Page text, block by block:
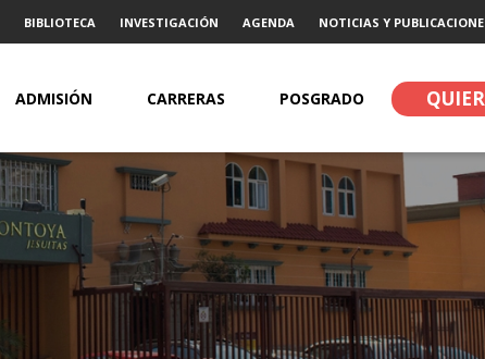
BIBLIOTECA INVESTIGACIÓN AGENDA NOTICIAS Y
ADMISIÓN CARRERAS POSGRADO